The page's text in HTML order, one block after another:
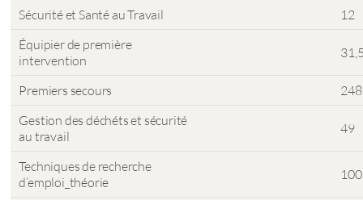
Sécurité et Santé au Travail
12
Équipier de première
intervention
Premiers secours
248
Gestion des déchéts et sécurité
au travail
49
Techniques de recherche
d’emploi_théorie
100